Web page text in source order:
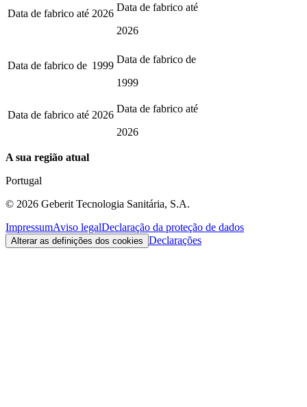
Data de fabrico até 2026
Data de fabrico até
2026
Data de fabrico de 1999
Data de fabrico de
1999
Data de fabrico até 2026
Data de fabrico até
2026
A sua região atual
Portugal
© 2026 Geberit Tecnologia Sanitária, S.A.
ImpressumAviso legalDeclaração da proteção de dados
Alterar as definições dos cookies Declarações